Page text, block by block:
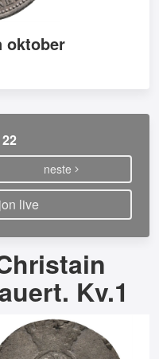
oktober
neste
live
Kv.1